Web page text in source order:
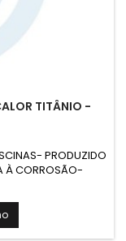
TITÂNIO -
PRODUZIDO
À CORROSÃO-
DE PERMUTA-
DE ÁGUA DE